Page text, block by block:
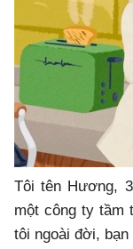
Tôi tên Hương,
một công ty tầm
tôi ngoài đời,